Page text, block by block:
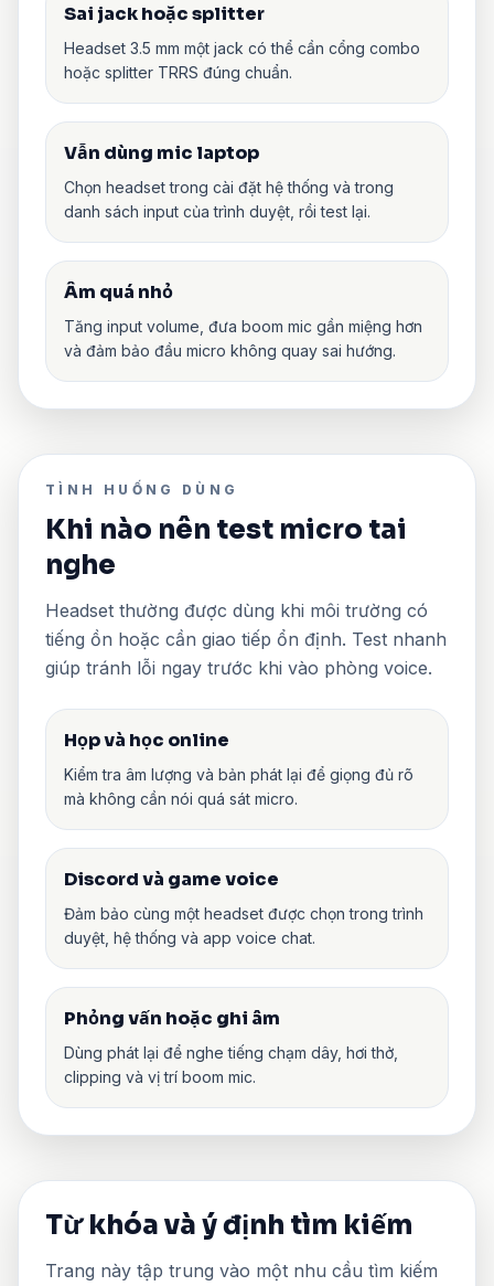
Sai jack hoặc splitter
Headset 3.5 mm một jack có thể cần cổng combo
hoặc splitter TRRS đúng chuẩn.
Vẫn dùng mic laptop
Chọn headset trong cài đặt hệ thống và trong
danh sách input của trình duyệt, rồi test lại.
Âm quá nhỏ
Tăng input volume, đưa boom mic gần miệng hơn
và đảm bảo đầu micro không quay sai hướng.
TÌNH HUỐNG DÙNG
Khi nào nên test micro tai
nghe
Headset thường được dùng khi môi trường có
tiếng ồn hoặc cần giao tiếp ổn định. Test nhanh
giúp tránh lỗi ngay trước khi vào phòng voice.
Họp và học online
Kiểm tra âm lượng và bản phát lại để giọng đủ rõ
mà không cần nói quá sát micro.
Discord và game voice
Đảm bảo cùng một headset được chọn trong trình
duyệt, hệ thống và app voice chat.
Phỏng vấn hoặc ghi âm
Dùng phát lại để nghe tiếng chạm dây, hơi thở,
clipping và vị trí boom mic.
Từ khóa và ý định tìm kiếm
Trang này tập trung vào một nhu cầu tìm kiếm